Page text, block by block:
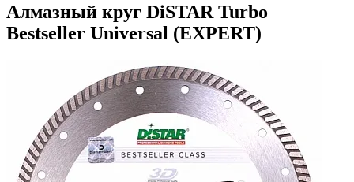
Алмазный круг DiSTAR Turbo
Bestseller Universal (EXPERT)